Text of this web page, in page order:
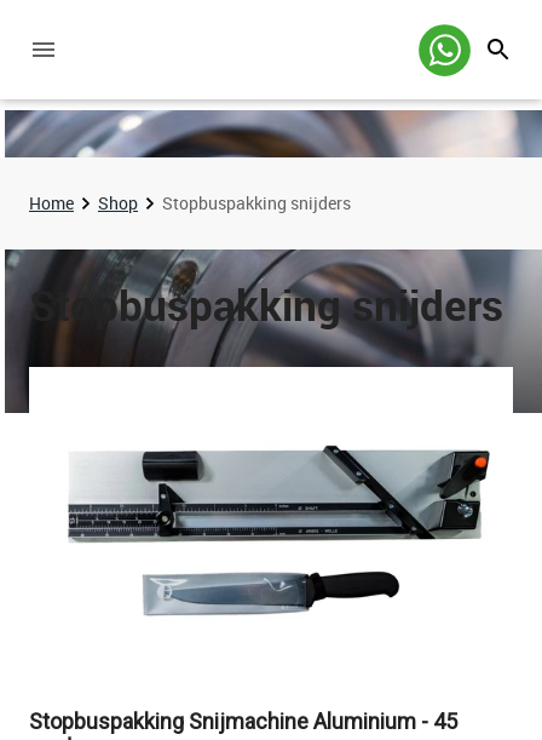
Home Shop Stopbuspakking snijders
Stopbuspakking snijders